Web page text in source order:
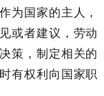
为国家的主人，
或者建议，劳动
策，制定相关的
有权利向国家职